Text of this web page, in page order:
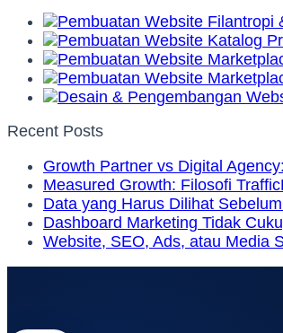
Recent Posts
Growth Partner vs Digital
Measured Growth: Filosofi
Data yang Harus Dilihat
Dashboard Marketing Tidak
Website, SEO, Ads, atau Media